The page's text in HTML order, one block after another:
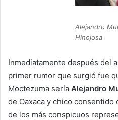
Alejandro
Hinojosa
Inmediatamente después del
primer rumor que surgió fue
Moctezuma sería Alejandro
de Oaxaca y chico consentido
de los más conspicuos